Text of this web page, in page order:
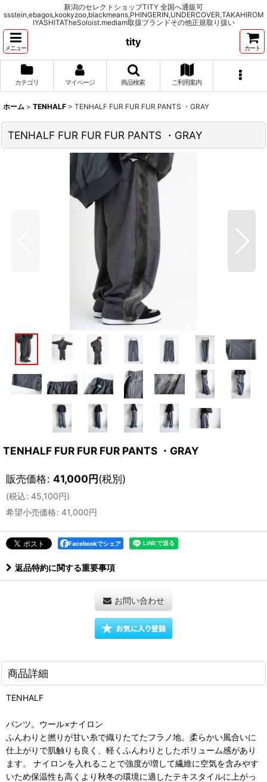
新潟のセレクトショップTITY 全国へ通販可
ssstein,ebagos,kookyzoo,blackmeans,PHINGERIN,UNDERCOVER,TAKAHIROM
IYASHITATheSoloist.mediam取扱ブランドその他正規取り扱い
メニュー
tity
カート
カテゴリ マイページ 商品検索 ご利用案内
ホーム > TENHALF > TENHALF FUR FUR FUR PANTS ・GRAY
TENHALF FUR FUR FUR PANTS ・GRAY
TENHALF FUR FUR FUR PANTS ・GRAY
販売価格: 41,000円(税別)
(税込: 45,100円)
希望小売価格: 41,000円
Facebookでシェア
返品特約に関する重要事項
お問い合わせ
商品詳細
TENHALF
パンツ。ウール×ナイロン
ふんわりと撚りが甘い糸で織りたてたフラノ地。柔らかい風合いに
仕上がりで肌触りも良く、軽くふんわりとしたボリューム感があり
ます。 ナイロンを入れることで強度が増して繊維に空気を含みやす
いため保温性も高くより秋冬の環境に適したテキスタイルに上がっ